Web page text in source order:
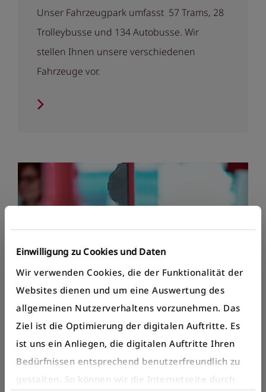
Einwilligung zu Cookies und Daten
Wir verwenden Cookies, die der Funktionalität der
Websites dienen und um eine Auswertung des
allgemeinen Nutzerverhaltens vorzunehmen. Das
Ziel ist die Optimierung der digitalen Auftritte. Es
ist uns ein Anliegen, die digitalen Auftritte Ihren
Bedürfnissen entsprechend benutzerfreundlich zu
gestalten. So können wir die Internetseite durch
Unser Fahrzeugpark umfasst 57 Trams, 28
Trolleybusse und 134 Autobusse. Wir
stellen Ihnen unsere verschiedenen
Fahrzeuge vor.